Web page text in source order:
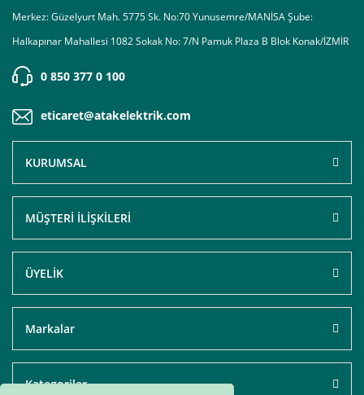
Merkez: Güzelyurt Mah. 5775 Sk. No:70 Yunusemre/MANİSA Şube:
Halkapınar Mahallesi 1082 Sokak No: 7/N Pamuk Plaza B Blok Konak/İZMİR
0 850 377 0 100
eticaret@atakelektrik.com
KURUMSAL
MÜŞTERİ İLİŞKİLERİ
ÜYELİK
Markalar
Kategoriler